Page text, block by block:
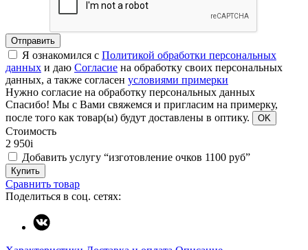
Отправить
Я ознакомился с Политикой обработки персональных
данных и даю Согласие на обработку своих персональных
данных, а также согласен условиями примерки
Нужно согласие на обработку персональных данных
Спасибо! Мы с Вами свяжемся и пригласим на примерку,
после того как товар(ы) будут доставлены в оптику.
OK
Стоимость
2 950i
Добавить услугу “изготовление очков 1100 руб”
Купить
Сравнить товар
Поделиться в соц. сетях: